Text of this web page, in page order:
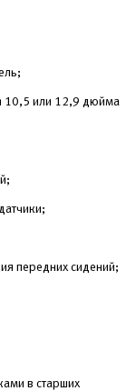
10,5 или 12,9 дюйма
передних сидений;
в старших